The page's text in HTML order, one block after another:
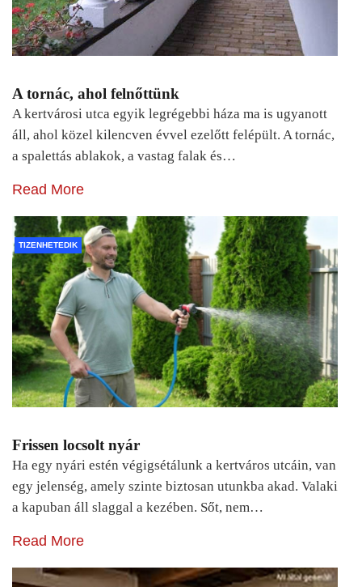
A tornác, ahol felnőttünk
A kertvárosi utca egyik legrégebbi háza ma is ugyanott
áll, ahol közel kilencven évvel ezelőtt felépült. A tornác,
a spalettás ablakok, a vastag falak és…
Read More
TIZENHETEDIK
Frissen locsolt nyár
Ha egy nyári estén végigsétálunk a kertváros utcáin, van
egy jelenség, amely szinte biztosan utunkba akad. Valaki
a kapuban áll slaggal a kezében. Sőt, nem…
Read More